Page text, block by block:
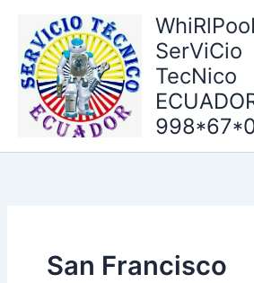
contenido
SerViCio
TecNico
San Francisco